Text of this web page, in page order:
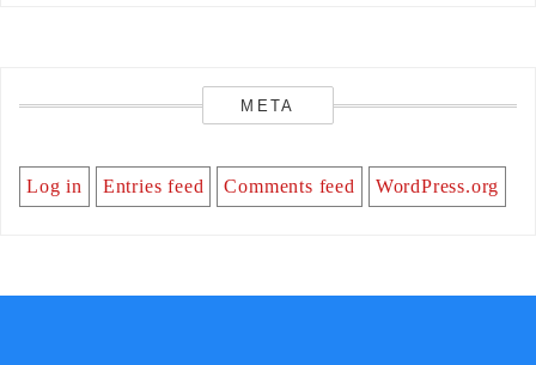
META
Log in Entries feed Comments feed WordPress.org